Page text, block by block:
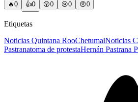
🔥0 👍0 😲0 😢0 😠0
Etiquetas
Noticias Quintana RooChetumalNoticias
Pastranatoma de protestaHernán Pastrana